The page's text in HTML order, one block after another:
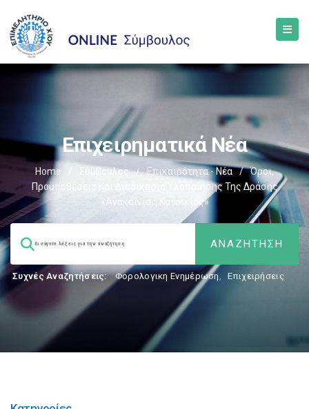
Επιχειρηματικά Νέα
Home Σύμβουλος / Επικαιρότητα - Νέα /
Όροι,
Προϋποθέσεις Και Διαδικασία Υλοποίησης Της Δράσης
«Ανακαίνιση Κατοικίας»
Συχνές Αναζητήσεις: Φορολογικη Ενημέρωση, Επιχειρήσεις